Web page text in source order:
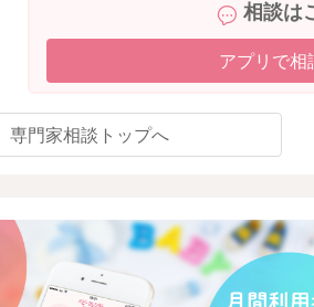
相談は
アプリで相
専門家相談トップへ